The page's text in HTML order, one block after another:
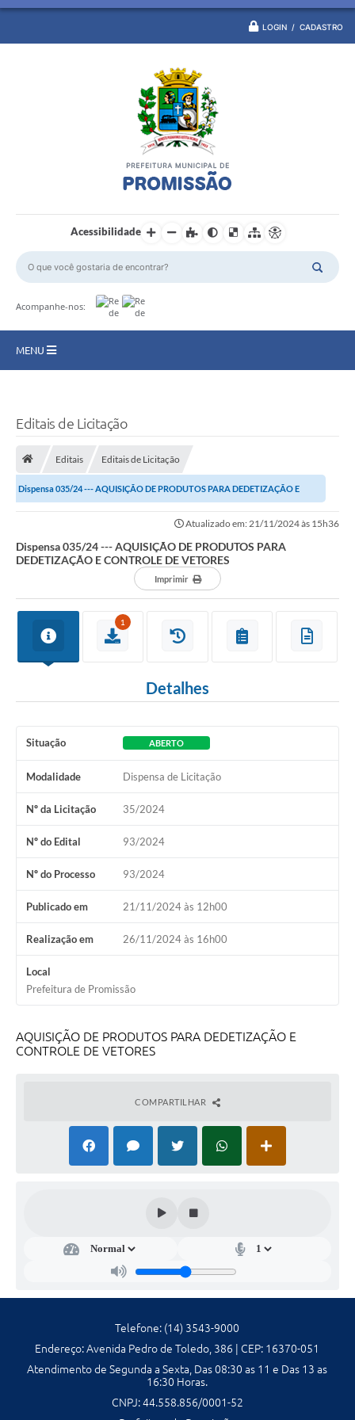
LOGIN / CADASTRO
Acessibilidade
Acompanhe-nos:
MENU
Turismo
Ouvidoria
Bolsa Família
Editais
Plano Municipal - Agricultura e Meio
Orçamento Participativo 2026
Turismo
Tributos
Agenda
Reforma Agrária
Empreendedores
Secretarias
Sic
Editais de Licitação
Editais Editais de Licitação
Dispensa 035/24 --- AQUISIÇÃO DE PRODUTOS PARA DEDETIZAÇÃO E
Atualizado em: 21/11/2024 às 15h36
Dispensa 035/24 --- AQUISIÇÃO DE PRODUTOS PARA
DEDETIZAÇÃO E CONTROLE DE VETORES
Imprimir
1
Detalhes
Situação ABERTO
Modalidade Dispensa de Licitação
Nº da Licitação 35/2024
Nº do Edital 93/2024
Nº do Processo 93/2024
Publicado em 21/11/2024 às 12h00
Realização em 26/11/2024 às 16h00
Local
Prefeitura de Promissão
AQUISIÇÃO DE PRODUTOS PARA DEDETIZAÇÃO E
CONTROLE DE VETORES
COMPARTILHAR
Telefone: (14) 3543-9000
Endereço: Avenida Pedro de Toledo, 386 | CEP: 16370-051
Atendimento de Segunda a Sexta, Das 08:30 as 11 e Das 13 as
16:30 Horas.
CNPJ: 44.558.856/0001-52